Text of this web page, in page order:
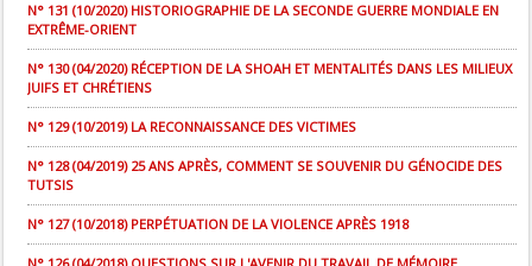
N° 131 (10/2020) HISTORIOGRAPHIE DE LA SECONDE GUERRE MONDIALE EN
EXTRÊME-ORIENT
N° 130 (04/2020) RÉCEPTION DE LA SHOAH ET MENTALITÉS DANS LES MILIEUX
JUIFS ET CHRÉTIENS
N° 129 (10/2019) LA RECONNAISSANCE DES VICTIMES
N° 128 (04/2019) 25 ANS APRÈS, COMMENT SE SOUVENIR DU GÉNOCIDE DES
TUTSIS
N° 127 (10/2018) PERPÉTUATION DE LA VIOLENCE APRÈS 1918